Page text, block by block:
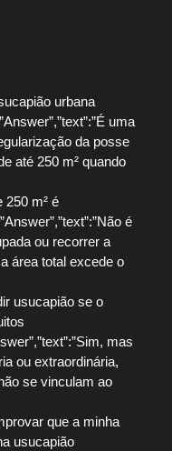
urbana
uma
da posse
até 250 m² quando
250 m² é
é
ou recorrer a
área total excede o
usucapião se o
mas
ou extraordinária,
se vinculam ao
que a minha
usucapião